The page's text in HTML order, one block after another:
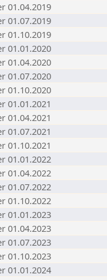
01.04.2019
01.07.2019
01.10.2019
01.01.2020
01.04.2020
01.07.2020
01.10.2020
01.01.2021
01.04.2021
01.07.2021
01.10.2021
01.01.2022
01.04.2022
01.07.2022
01.10.2022
01.01.2023
01.04.2023
01.07.2023
01.10.2023
01.01.2024